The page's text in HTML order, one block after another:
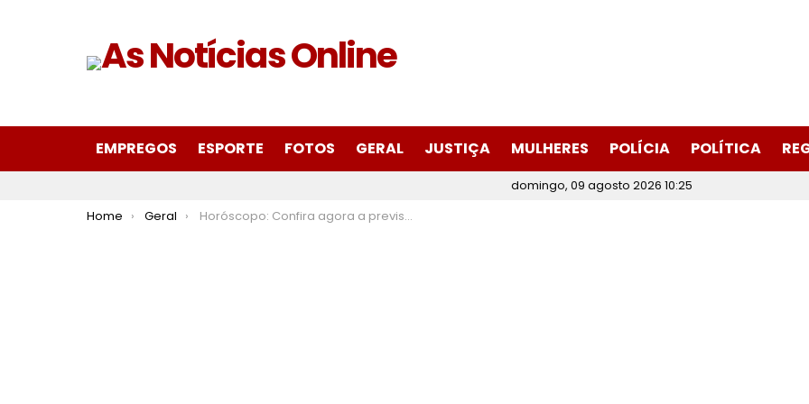
EMPREGOS ESPORTE FOTOS GERAL JUSTIÇA MULHERES POLÍCIA POLÍTICA
domingo, 09 agosto 2026 10:25
You are here:
Home Geral Horóscopo: Confira agora a previsão do seu signo para hoje 14 de julho de 2024